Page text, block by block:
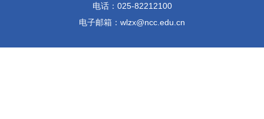
电话：025-82212100
电子邮箱：wlzx@ncc.edu.cn